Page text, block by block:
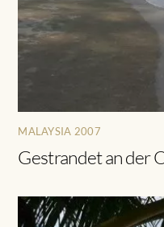
MALAYSIA 2007
Gestrandet an der